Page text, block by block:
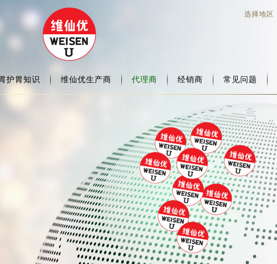
选择地区
护胃知识 维仙优生产商 代理商 经销商 常见问题